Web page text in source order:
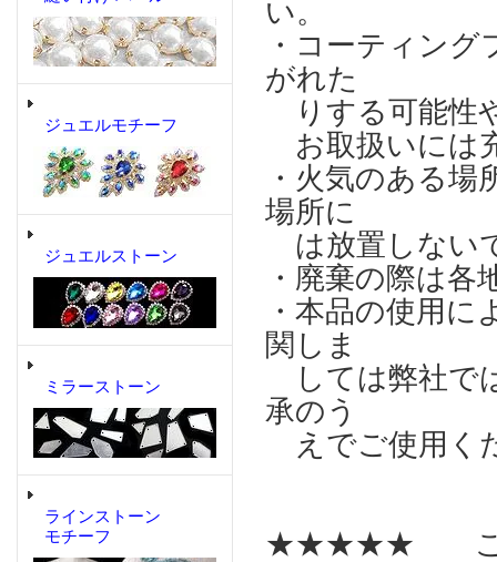
ジュエルモチーフ
ジュエルストーン
ミラーストーン
ラインストーン
モチーフ
い。
・コーティン
がれた
りする可能性
お取扱いには
・火気のある場
場所に
は放置しない
・廃棄の際は
・本品の使用
関しま
しては弊社で
承のう
えでご使用く
★★★★★ こ